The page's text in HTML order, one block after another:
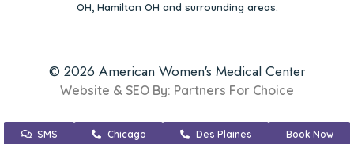
OH, Hamilton OH and surrounding areas.
© 2026 American Women's Medical Center
Website & SEO By: Partners For Choice
SMS Chicago Des Plaines Book Now